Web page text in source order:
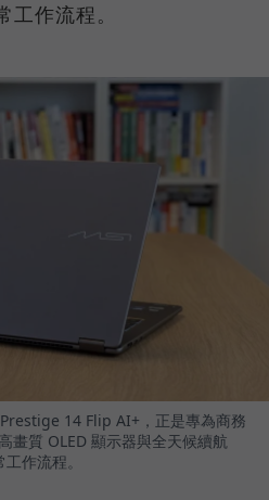
作流程。
14 Flip AI+，正是專為商務
畫質 OLED 顯示器與全天候續航
作流程。